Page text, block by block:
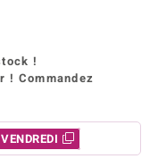
!
! Commandez
VENDREDI